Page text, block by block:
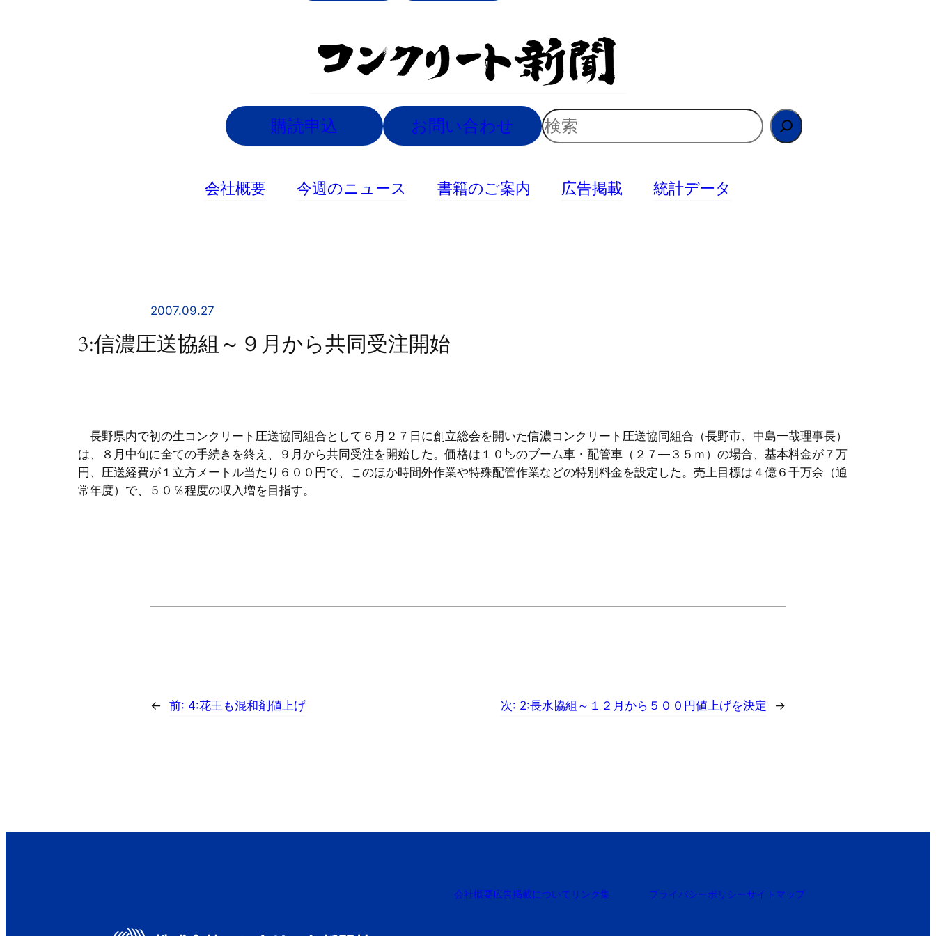
購読申込 お問い合わせ
検
索
会社概要 今週のニュース 書籍のご案内 広告掲載 統計データ
2007.09.27
3:信濃圧送協組～９月から共同受注開始
長野県内で初の生コンクリート圧送協同組合として６月２７日に創立総会を開いた信濃コンクリート圧送協同組合（長野市、中島一哉理事長）
は、８月中旬に全ての手続きを終え、９月から共同受注を開始した。価格は１０㌧のブーム車・配管車（２７―３５ｍ）の場合、基本料金が７万
円、圧送経費が１立方メートル当たり６００円で、このほか時間外作業や特殊配管作業などの特別料金を設定した。売上目標は４億６千万余（通
常年度）で、５０％程度の収入増を目指す。
← 前: 4:花王も混和剤値上げ 次: 2:長水協組～１２月から５００円値上げを決定 →
会社概要広告掲載について リンク集 プライバシーポリシーサイトマップ